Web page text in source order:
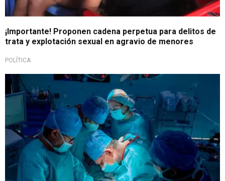
¡Importante! Proponen cadena perpetua para delitos de
trata y explotación sexual en agravio de menores
POLÍTICA
Un acto de amor